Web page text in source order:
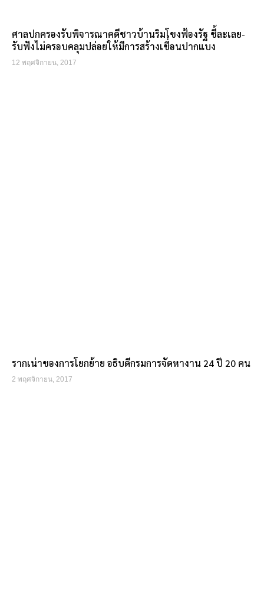
ศาลปกครองรับพิจารณาคดีชาวบ้านริมโขงฟ้องรัฐ ชี้ละเลย-
รับฟังไม่ครอบคลุมปล่อยให้มีการสร้างเขื่อนปากแบง
12 พฤศจิกายน, 2017
รากเน่าของการโยกย้าย อธิบดีกรมการจัดหางาน 24 ปี 20 คน
2 พฤศจิกายน, 2017